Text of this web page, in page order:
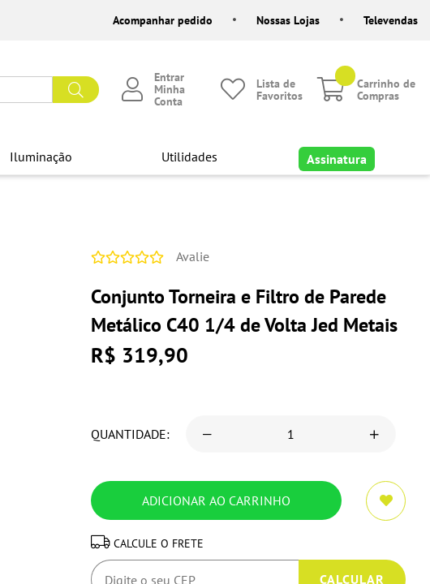
Acompanhar pedido Nossas Lojas Televendas
Entrar
Minha
Conta
Lista de
Favoritos
Carrinho de
Compras
Iluminação Utilidades Assinatura
Avalie
Conjunto Torneira e Filtro de Parede
Metálico C40 1/4 de Volta Jed Metais
R$ 319,90
QUANTIDADE:
CALCULE O FRETE